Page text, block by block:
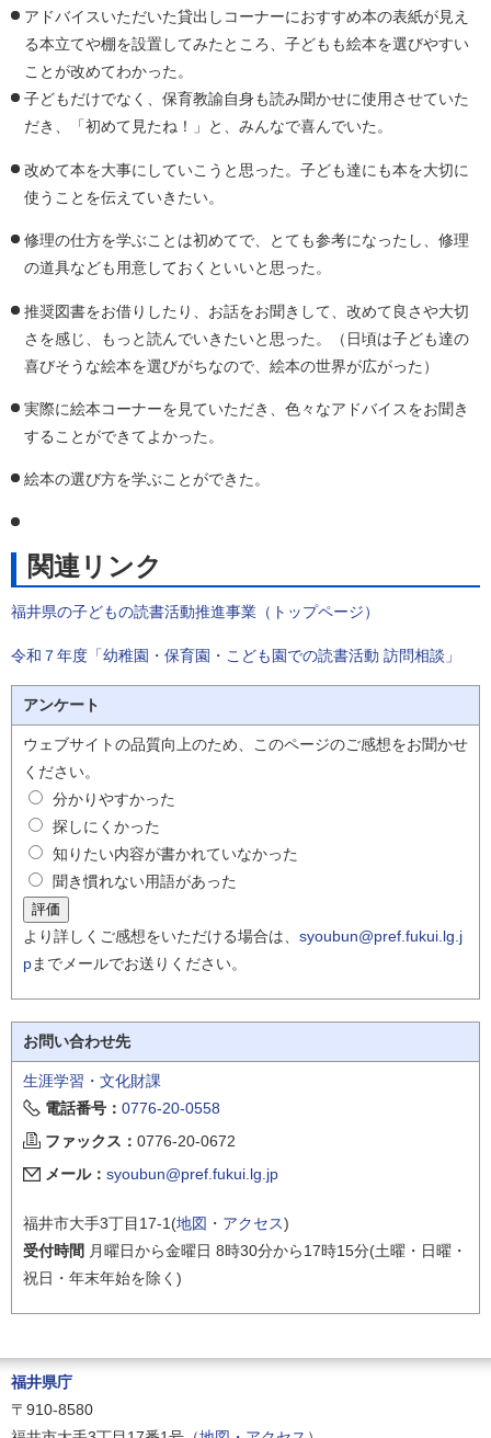
アドバイスいただいた貸出しコーナーにおすすめ本の表紙が見え
る本立てや棚を設置してみたところ、子どもも絵本を選びやすい
ことが改めてわかった。
子どもだけでなく、保育教諭自身も読み聞かせに使用させていた
だき、「初めて見たね！」と、みんなで喜んでいた。
改めて本を大事にしていこうと思った。子ども達にも本を大切に
使うことを伝えていきたい。
修理の仕方を学ぶことは初めてで、とても参考になったし、修理
の道具なども用意しておくといいと思った。
推奨図書をお借りしたり、お話をお聞きして、改めて良さや大切
さを感じ、もっと読んでいきたいと思った。（日頃は子ども達の
喜びそうな絵本を選びがちなので、絵本の世界が広がった）
実際に絵本コーナーを見ていただき、色々なアドバイスをお聞き
することができてよかった。
絵本の選び方を学ぶことができた。
関連リンク
福井県の子どもの読書活動推進事業（トップページ）
令和７年度「幼稚園・保育園・こども園での読書活動 訪問相談」
アンケート
ウェブサイトの品質向上のため、このページのご感想をお聞かせ
ください。
分かりやすかった
探しにくかった
知りたい内容が書かれていなかった
聞き慣れない用語があった
より詳しくご感想をいただける場合は、 syoubun@pref.fukui.lg.j
pまでメールでお送りください。
お問い合わせ先
生涯学習・文化財課
電話番号： 0776-20-0558
ファックス： 0776-20-0672
メール： syoubun@pref.fukui.lg.jp
福井市大手3丁目17-1(地図・アクセス)
受付時間 月曜日から金曜日 8時30分から17時15分(土曜・日曜・
祝日・年末年始を除く)
福井県庁
〒910-8580